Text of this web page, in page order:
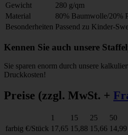
Gewicht
280 g/qm
Material
80% Baumwolle/20%
Besonderheiten Passend zu Kinder-
Kennen Sie auch unsere
Sie sparen enorm durch unsere
Druckkosten!
Preise (zzgl. MwSt. +
1 15 25 50
farbig €/Stück 17,65 15,88 15,66 14,99